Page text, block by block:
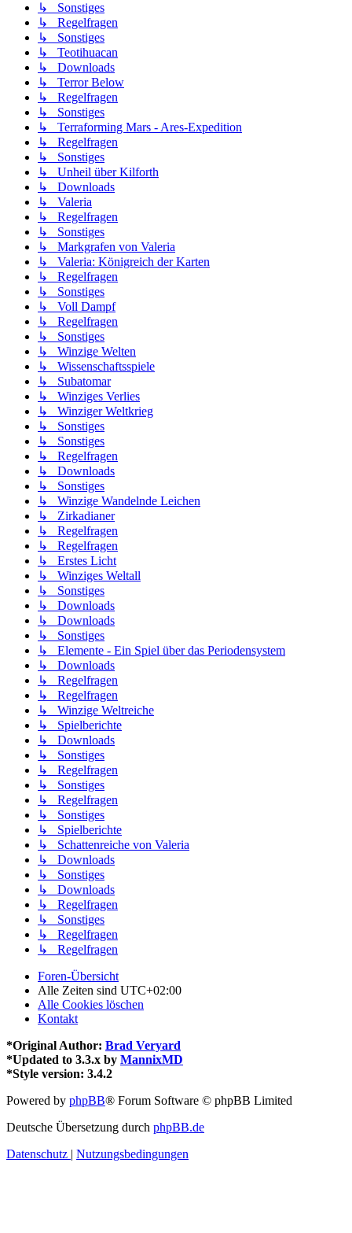
↳ Sonstiges
↳ Regelfragen
↳ Sonstiges
↳ Teotihuacan
↳ Downloads
↳ Terror Below
↳ Regelfragen
↳ Sonstiges
↳ Terraforming Mars - Ares-Expedition
↳ Regelfragen
↳ Sonstiges
↳ Unheil über Kilforth
↳ Downloads
↳ Valeria
↳ Regelfragen
↳ Sonstiges
↳ Markgrafen von Valeria
↳ Valeria: Königreich der Karten
↳ Regelfragen
↳ Sonstiges
↳ Voll Dampf
↳ Regelfragen
↳ Sonstiges
↳ Winzige Welten
↳ Wissenschaftsspiele
↳ Subatomar
↳ Winziges Verlies
↳ Winziger Weltkrieg
↳ Sonstiges
↳ Sonstiges
↳ Regelfragen
↳ Downloads
↳ Sonstiges
↳ Winzige Wandelnde Leichen
↳ Zirkadianer
↳ Regelfragen
↳ Regelfragen
↳ Erstes Licht
↳ Winziges Weltall
↳ Sonstiges
↳ Downloads
↳ Downloads
↳ Sonstiges
↳ Elemente - Ein Spiel über das Periodensystem
↳ Downloads
↳ Regelfragen
↳ Regelfragen
↳ Winzige Weltreiche
↳ Spielberichte
↳ Downloads
↳ Sonstiges
↳ Regelfragen
↳ Sonstiges
↳ Regelfragen
↳ Sonstiges
↳ Spielberichte
↳ Schattenreiche von Valeria
↳ Downloads
↳ Sonstiges
↳ Downloads
↳ Regelfragen
↳ Sonstiges
↳ Regelfragen
↳ Regelfragen
Foren-Übersicht
Alle Zeiten sind UTC+02:00
Alle Cookies löschen
Kontakt
*Original Author: Brad Veryard
*Updated to 3.3.x by MannixMD
*Style version: 3.4.2
Powered by phpBB® Forum Software © phpBB Limited
Deutsche Übersetzung durch phpBB.de
Datenschutz | Nutzungsbedingungen